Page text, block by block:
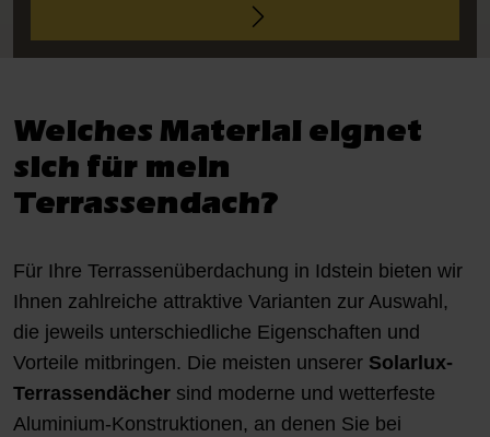
Welches Material eignet
sich für mein
Terrassendach?
Für Ihre Terrassenüberdachung in Idstein bieten wir
Ihnen zahlreiche attraktive Varianten zur Auswahl,
die jeweils unterschiedliche Eigenschaften und
Vorteile mitbringen. Die meisten unserer Solarlux-
Terrassendächer sind moderne und wetterfeste
Aluminium-Konstruktionen, an denen Sie bei